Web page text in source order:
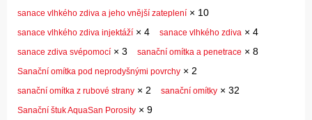
sanace vlhkého zdiva a jeho vnější zateplení × 10
sanace vlhkého zdiva injektáží × 4 sanace vlhkého zdiva × 4
sanace zdiva svépomocí × 3 sanační omítka a penetrace × 8
Sanační omítka pod neprodyšnými povrchy × 2
sanační omítka z rubové strany × 2 sanační omítky × 32
Sanační štuk AquaSan Porosity × 9